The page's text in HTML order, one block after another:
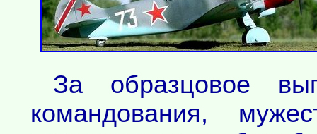
За образцовое
командования,